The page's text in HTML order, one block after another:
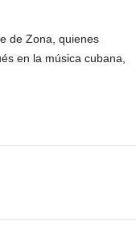
de Zona, quienes
en la música cubana,